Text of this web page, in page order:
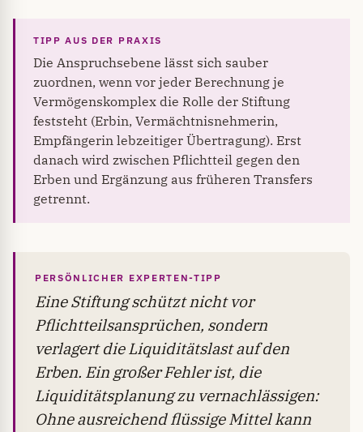
Die Anspruchsebene lässt sich sauber
zuordnen, wenn vor jeder Berechnung je
Vermögenskomplex die Rolle der Stiftung
feststeht (Erbin, Vermächtnisnehmerin,
Empfängerin lebzeitiger Übertragung). Erst
danach wird zwischen Pflichtteil gegen den
Erben und Ergänzung aus früheren Transfers
getrennt.
PERSÖNLICHER EXPERTEN-TIPP
Eine Stiftung schützt nicht vor
Pflichtteilsansprüchen, sondern
verlagert die Liquiditätslast auf den
Erben. Ein großer Fehler ist, die
Liquiditätsplanung zu vernachlässigen:
Ohne ausreichend flüssige Mittel kann